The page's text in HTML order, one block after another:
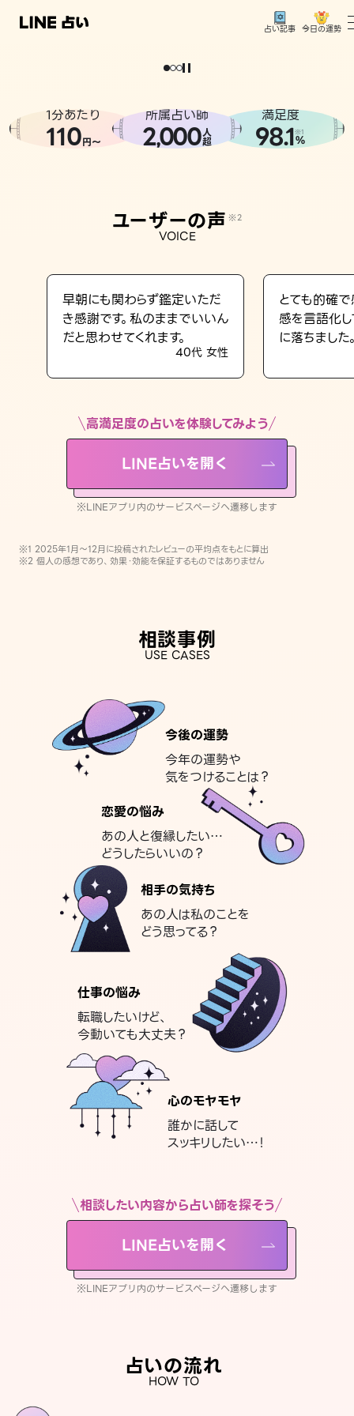
占い記事 今日の運勢
相談事例
LINE占いを開く
※LINEアプリ内のサービスページへ遷移します
どうせなら
。
1分あたり
110円〜
所属占い師
2,000人
超
満足度
98.1※1
%
ユーザーの声 ※2
VOICE
早朝にも関わらず鑑定いただ
き感謝です。私のままでいいん
だと思わせてくれます。
40代 女性
とても的確
感を言語化
に落ちました
高満足度の占いを体験してみよう
LINE占いを開く
※LINEアプリ内のサービスページへ遷移します
※1 2025年1月〜12月に投稿されたレビューの平均点をもとに算出
※2 個人の感想であり、効果・効能を保証するものではありません
相談事例
USE CASES
今後の運勢
今年の運勢や
気をつけることは？
恋愛の悩み
あの人と復縁したい…
どうしたらいいの？
相手の気持ち
あの人は私のことを
どう思ってる？
仕事の悩み
転職したいけど、
今動いても大丈夫？
心のモヤモヤ
誰かに話して
スッキリしたい…！
相談したい内容から占い師を探そう
LINE占いを開く
※LINEアプリ内のサービスページへ遷移します
占いの流れ
HOW TO